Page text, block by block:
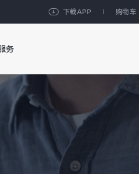
下载APP 购物车
务